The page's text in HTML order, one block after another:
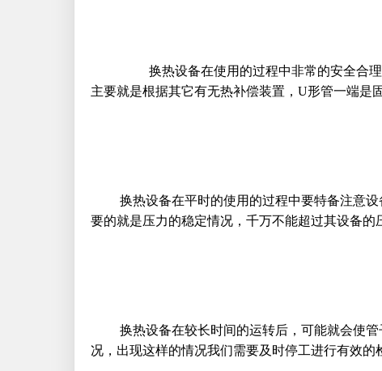
换热设备在使用的过程中非常的安全合
主要就是根据其它有无热补偿装置， U形管一端是
换热设备在平时的使用的过程中要特备注意设
要的就是压力的稳定情况，千万不能超过其设备的
换热设备在较长时间的运转后，可能就会使管
况，出现这样的情况我们需要及时停工进行有效的